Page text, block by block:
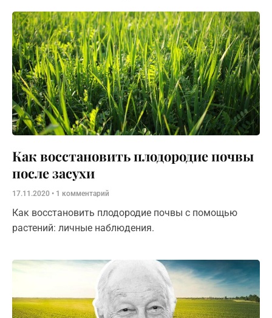
Как восстановить плодородие почвы
после засухи
17.11.2020 1 комментарий
Как восстановить плодородие почвы с помощью
растений: личные наблюдения.